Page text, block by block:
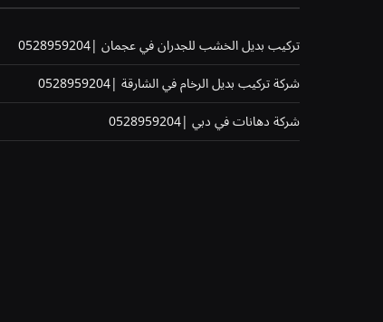
تركيب بديل الخشب للجدران في عجمان |0528959204
شركة تركيب بديل الرخام في الشارقة |0528959204
شركة دهانات في دبي |0528959204